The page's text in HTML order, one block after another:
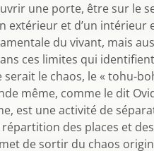
une porte, être sur le
extérieur et d’un intérieur
du vivant, mais
ces limites qui
le chaos, le « tohu-
même, comme le dit
est une activité de
des places et
de sortir du chaos